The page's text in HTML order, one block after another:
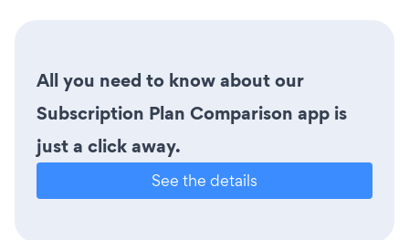
All you need to know about our
Subscription Plan Comparison app is
just a click away.
See the details